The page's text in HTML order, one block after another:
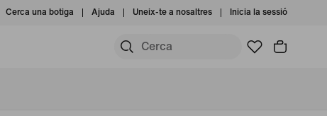
Cerca una botiga Ajuda Uneix-te a nosaltres Inicia la sessió